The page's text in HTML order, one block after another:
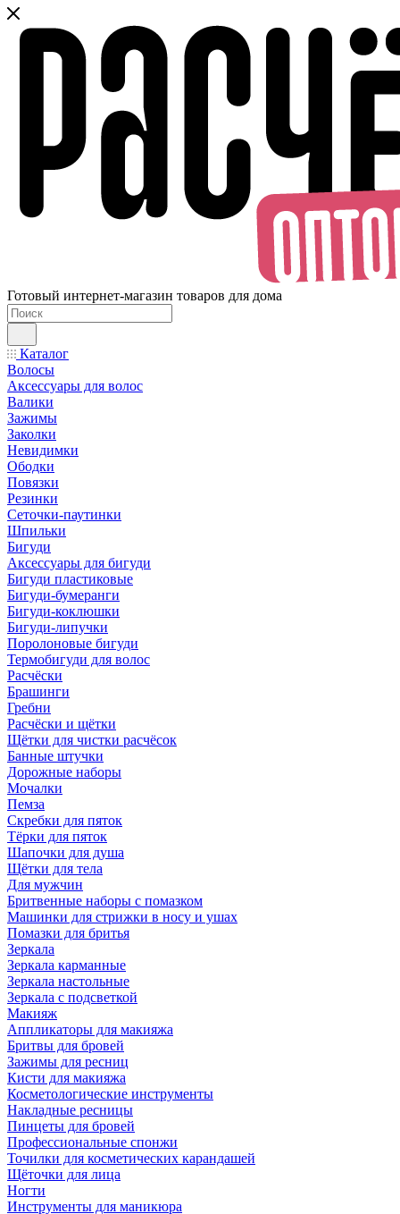
Готовый интернет-магазин товаров для дома
Каталог
Волосы
Аксессуары для волос
Валики
Зажимы
Заколки
Невидимки
Ободки
Повязки
Резинки
Сеточки-паутинки
Шпильки
Бигуди
Аксессуары для бигуди
Бигуди пластиковые
Бигуди-бумеранги
Бигуди-коклюшки
Бигуди-липучки
Поролоновые бигуди
Термобигуди для волос
Расчёски
Брашинги
Гребни
Расчёски и щётки
Щётки для чистки расчёсок
Банные штучки
Дорожные наборы
Мочалки
Пемза
Скребки для пяток
Тёрки для пяток
Шапочки для душа
Щётки для тела
Для мужчин
Бритвенные наборы с помазком
Машинки для стрижки в носу и ушах
Помазки для бритья
Зеркала
Зеркала карманные
Зеркала настольные
Зеркала с подсветкой
Макияж
Аппликаторы для макияжа
Бритвы для бровей
Зажимы для ресниц
Кисти для макияжа
Косметологические инструменты
Накладные ресницы
Пинцеты для бровей
Профессиональные спонжи
Точилки для косметических карандашей
Щёточки для лица
Ногти
Инструменты для маникюра